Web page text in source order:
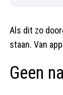
Als dit zo
staan. Van
Geen